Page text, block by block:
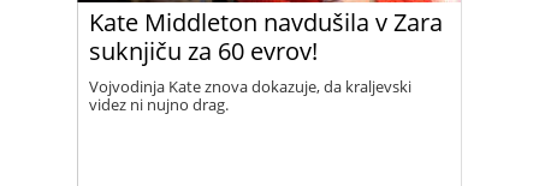
Kate Middleton navdušila v Zara
suknjiču za 60 evrov!
Vojvodinja Kate znova dokazuje, da kraljevski
videz ni nujno drag.